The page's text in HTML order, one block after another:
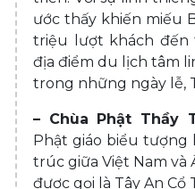
ước thấy khiến miếu
triệu lượt khách đến
địa điểm du lịch tâm
trong những ngày lễ,
– Chùa Phật Thầy
Phật giáo biểu tượng
trúc giữa Việt Nam và
được gọi là Tây An Cổ